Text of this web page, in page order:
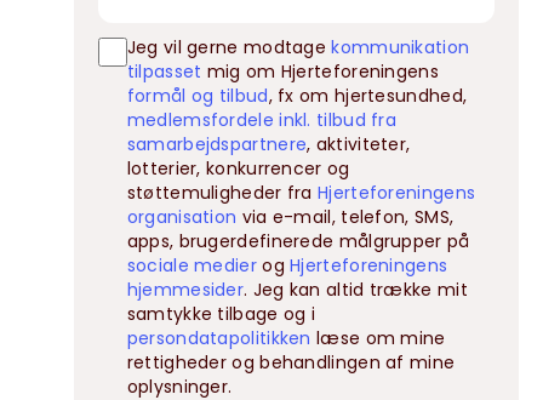
Jeg vil gerne modtagekommunikation
tilpasset mig om Hjerteforeningens
formål og tilbud, fx om hjertesundhed,
medlemsfordele inkl. tilbud fra
samarbejdspartnere, aktiviteter,
lotterier, konkurrencer og
støttemuligheder fraHjerteforeningens
organisation via e-mail, telefon, SMS,
apps, brugerdefinerede målgrupper på
sociale medierogHjerteforeningens
hjemmesider. Jeg kan altid trække mit
samtykke tilbage og i
persondatapolitikken læse om mine
rettigheder og behandlingen af mine
oplysninger.